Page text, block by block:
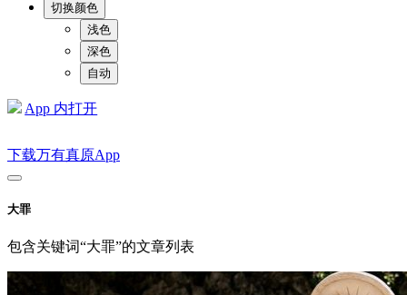
切换颜色
浅色
深色
自动
App 内打开
下载万有真原App
大罪
包含关键词“大罪”的文章列表